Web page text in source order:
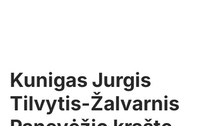
Kunigas Jurgis
Tilvytis-Žalvarnis